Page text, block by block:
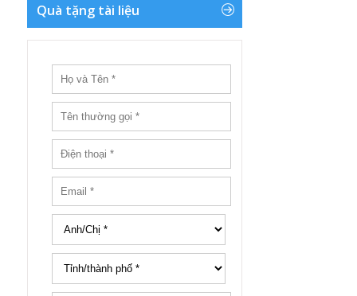
Quà tặng tài liệu